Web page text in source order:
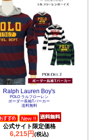
Ralph Lauren Boy's
POLO ラルフローレン
ボーダー長袖Tパーカー
送料無料
公式サイト限定価格
6,215円(税込)